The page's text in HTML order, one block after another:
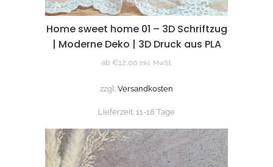
Home sweet home 01 – 3D Schriftzug
| Moderne Deko | 3D Druck aus PLA
ab €12,00 inkl. MwSt.
zzgl. Versandkosten
Lieferzeit: 11-18 Tage